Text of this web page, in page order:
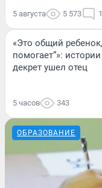
5 августа 5 573
«Это общий
помогает“»:
декрет ушел отец
5 часов 343
ОБРАЗОВАНИЕ